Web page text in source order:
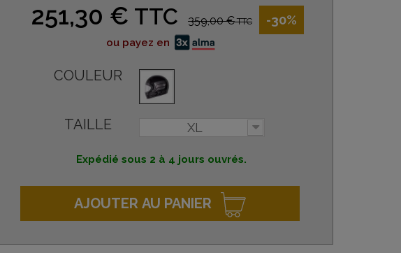
251,30 € TTC 359,00 €TTC -30%
ou payez en
COULEUR
TAILLE XL
Expédié sous 2 à 4 jours ouvrés.
AJOUTER AU PANIER